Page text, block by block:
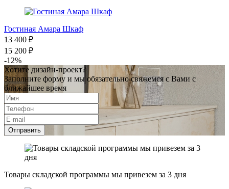
Гостиная Амара Шкаф
13 400 ₽
15 200 ₽
-12%
Хотите дизайн-проект?
Заполните форму и мы обязательно свяжемся с Вами с
ближайшее время
Отправить
Товары складской программы мы привезем за 3 дня